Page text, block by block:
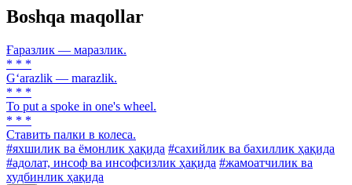
Boshqa maqollar
Ғаразлик — маразлик.
* * *
G‘arazlik — marazlik.
* * *
To put a spoke in one's wheel.
* * *
Ставить палки в колеса.
#яхшилик ва ёмонлик ҳақида #сахийлик ва бахиллик ҳақида
#адолат, инсоф ва инсофсизлик ҳақида #жамоатчилик ва
худбинлик ҳақида